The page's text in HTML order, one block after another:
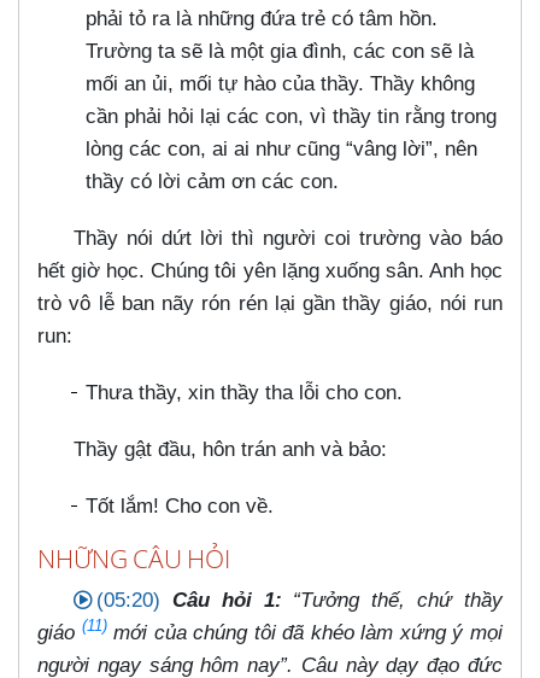
phải tỏ ra là những đứa trẻ có tâm hồn.
Trường ta sẽ là một gia đình, các con sẽ là
mối an ủi, mối tự hào của thầy. Thầy không
cần phải hỏi lại các con, vì thầy tin rằng trong
lòng các con, ai ai như cũng “vâng lời”, nên
thầy có lời cảm ơn các con.
Thầy nói dứt lời thì người coi trường vào báo
hết giờ học. Chúng tôi yên lặng xuống sân. Anh học
trò vô lễ ban nãy rón rén lại gần thầy giáo, nói run
run:
Thưa thầy, xin thầy tha lỗi cho con.
Thầy gật đầu, hôn trán anh và bảo:
Tốt lắm! Cho con về.
NHỮNG CÂU HỎI
(05:20) Câu hỏi 1: “Tưởng thế, chứ thầy
giáo (11)mới của chúng tôi đã khéo làm xứng ý mọi
người ngay sáng hôm nay”. Câu này dạy đạo đức